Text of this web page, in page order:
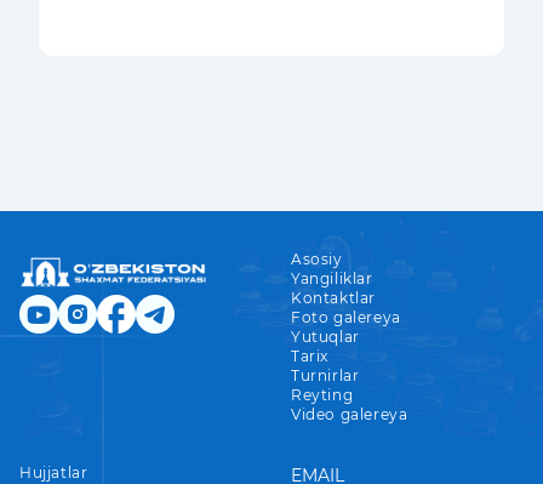
Asosiy
Yangiliklar
Kontaktlar
Foto galereya
Yutuqlar
Tarix
Turnirlar
Reyting
Video galereya
Hujjatlar
EMAIL